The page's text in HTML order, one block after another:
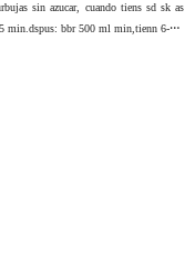
sin azucar, cuando tiens sd sk as
min. dspus: bbr 500 ml min,tienn 6-7%